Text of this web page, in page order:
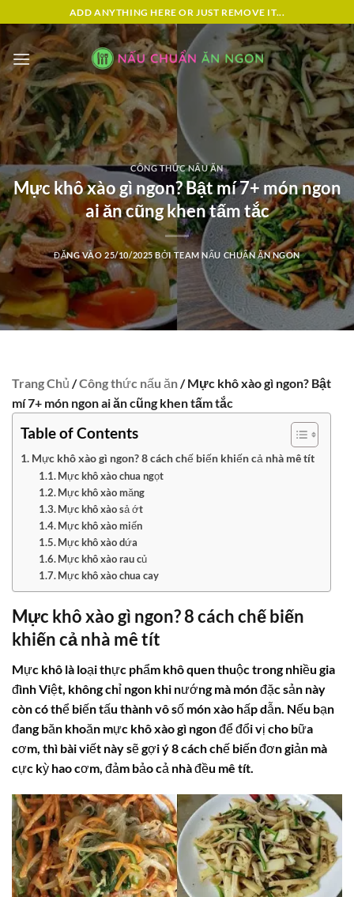
qua
nội
dung
ADD ANYTHING HERE OR JUST REMOVE IT...
CÔNG THỨC NẤU ĂN
Mực khô xào gì ngon? Bật mí 7+ món ngon
ai ăn cũng khen tấm tắc
ĐĂNG VÀO25/10/2025BỞITEAM NẤU CHUẨN ĂN NGON
Trang Chủ /Công thức nấu ăn/ Mực khô xào gì ngon? Bật
mí 7+ món ngon ai ăn cũng khen tấm tắc
Table of Contents
Mực khô xào gì ngon? 8 cách chế biến khiến cả nhà mê tít
Mực khô xào chua ngọt
Mực khô xào măng
Mực khô xào sả ớt
Mực khô xào miến
Mực khô xào dứa
Mực khô xào rau củ
Mực khô xào chua cay
Mực khô xào gì ngon? 8 cách chế biến
khiến cả nhà mê tít
Mực khô là loại thực phẩm khô quen thuộc trong nhiều gia
đình Việt, không chỉ ngon khi nướng mà món đặc sản này
còn có thể biến tấu thành vô số món xào hấp dẫn. Nếu bạn
đang băn khoăn mực khô xào gì ngon để đổi vị cho bữa
cơm, thì bài viết này sẽ gợi ý 8 cách chế biến đơn giản mà
cực kỳ hao cơm, đảm bảo cả nhà đều mê tít.